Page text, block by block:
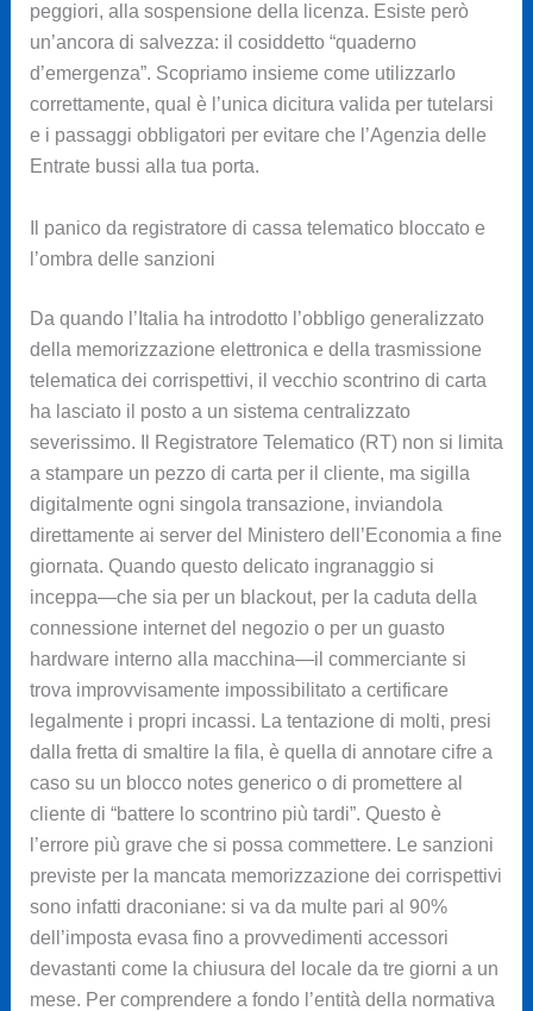
peggiori, alla sospensione della licenza. Esiste però
un’ancora di salvezza: il cosiddetto “quaderno
d’emergenza”. Scopriamo insieme come utilizzarlo
correttamente, qual è l’unica dicitura valida per tutelarsi
e i passaggi obbligatori per evitare che l’Agenzia delle
Entrate bussi alla tua porta.
Il panico da registratore di cassa telematico bloccato e
l’ombra delle sanzioni
Da quando l’Italia ha introdotto l’obbligo generalizzato
della memorizzazione elettronica e della trasmissione
telematica dei corrispettivi, il vecchio scontrino di carta
ha lasciato il posto a un sistema centralizzato
severissimo. Il Registratore Telematico (RT) non si limita
a stampare un pezzo di carta per il cliente, ma sigilla
digitalmente ogni singola transazione, inviandola
direttamente ai server del Ministero dell’Economia a fine
giornata. Quando questo delicato ingranaggio si
inceppa—che sia per un blackout, per la caduta della
connessione internet del negozio o per un guasto
hardware interno alla macchina—il commerciante si
trova improvvisamente impossibilitato a certificare
legalmente i propri incassi. La tentazione di molti, presi
dalla fretta di smaltire la fila, è quella di annotare cifre a
caso su un blocco notes generico o di promettere al
cliente di “battere lo scontrino più tardi”. Questo è
l’errore più grave che si possa commettere. Le sanzioni
previste per la mancata memorizzazione dei corrispettivi
sono infatti draconiane: si va da multe pari al 90%
dell’imposta evasa fino a provvedimenti accessori
devastanti come la chiusura del locale da tre giorni a un
mese. Per comprendere a fondo l’entità della normativa